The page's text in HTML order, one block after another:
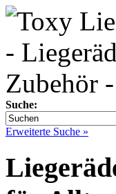
Suche:
Erweiterte Suche »